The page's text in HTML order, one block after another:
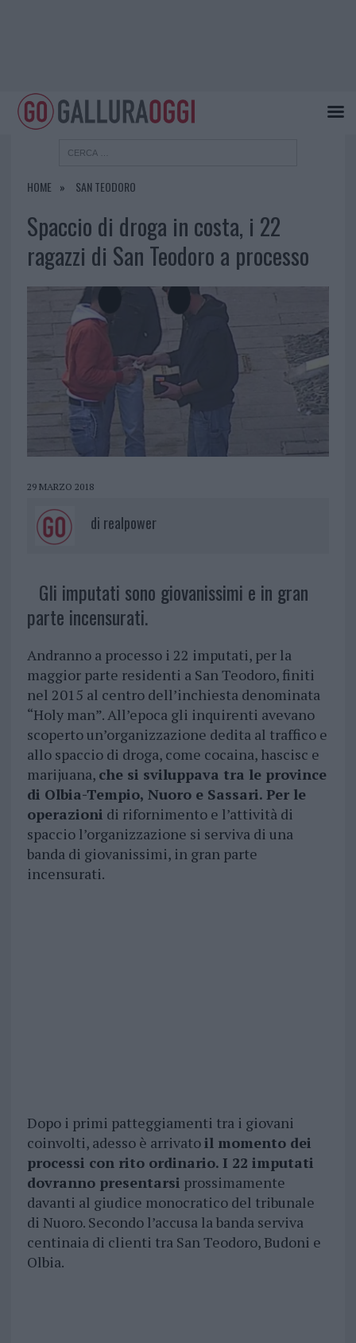
HOME SAN TEODORO
Spaccio di droga in costa, i 22
ragazzi di San Teodoro a processo
29 MARZO 2018
di realpower
Gli imputati sono giovanissimi e in gran
parte incensurati.
Andranno a processo i 22 imputati, per la
maggior parte residenti a San Teodoro, finiti
nel 2015 al centro dell’inchiesta denominata
“Holy man”. All’epoca gli inquirenti avevano
scoperto un’organizzazione dedita al traffico e
allo spaccio di droga, come cocaina, hascisc e
marijuana, che si sviluppava tra le province
di Olbia-Tempio, Nuoro e Sassari. Per le
operazioni di rifornimento e l’attività di
spaccio l’organizzazione si serviva di una
banda di giovanissimi, in gran parte
incensurati.
Dopo i primi patteggiamenti tra i giovani
coinvolti, adesso è arrivatoil momento dei
processi con rito ordinario. I 22 imputati
dovranno presentarsi prossimamente
davanti al giudice monocratico del tribunale
di Nuoro. Secondo l’accusa la banda serviva
centinaia di clienti tra San Teodoro, Budoni e
Olbia.